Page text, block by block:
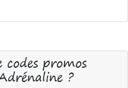
promos
?